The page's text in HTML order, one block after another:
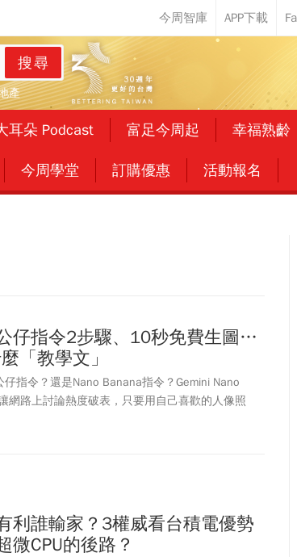
搜尋
產
耳朵 Podcast 富足今周起 幸福熟齡
今周學堂 訂購優惠 活動報名
仔指令2步驟、10秒免費生圖…
「教學文」
指令？還是Nano Banana指令？Gemini Nano
網路上討論熱度破表，只要用自己喜歡的人像照
真比之前更好玩！而AI教父輝達執行長黃仁勳也大
利誰輸家？3權威看台積電優勢
CPU的後路？